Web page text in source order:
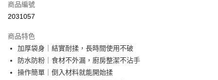
超商取貨付款
Apple Pay
街口支付
商品編號
2031057
商品特色
加厚袋身｜結實耐揉，長時間使用不破
防水防粉｜食材不外漏，廚房整潔不沾手
操作簡單｜倒入材料就能開始揉